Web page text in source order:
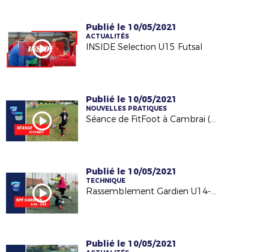
Publié le 10/05/2021
ACTUALITÉS
INSIDE Selection U15 Futsal
Publié le 10/05/2021
NOUVELLES PRATIQUES
Séance de FitFoot à Cambrai (EFACCA)
Publié le 10/05/2021
TECHNIQUE
Rassemblement Gardien U14-U15
Publié le 10/05/2021